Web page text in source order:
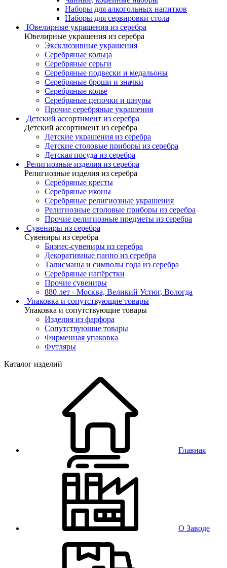
Наборы для алкогольных напитков
Наборы для сервировки стола
Ювелирные украшения из серебра
Ювелирные украшения из серебра
Эксклюзивные украшения
Серебряные кольца
Серебряные серьги
Серебряные подвески и медальоны
Серебряные броши и значки
Серебряные колье
Серебряные цепочки и шнуры
Прочие серебряные украшения
Детский ассортимент из серебра
Детский ассортимент из серебра
Детские украшения из серебра
Детские столовые приборы из серебра
Детская посуда из серебра
Религиозные изделия из серебра
Религиозные изделия из серебра
Серебряные кресты
Серебряные иконы
Серебряные религиозные украшения
Религиозные столовые приборы из серебра
Прочие религиозные предметы из серебра
Сувениры из серебра
Сувениры из серебра
Бизнес-сувениры из серебра
Декоративные панно из серебра
Талисманы и символы года из серебра
Серебряные напёрстки
Прочие сувениры
880 лет - Москва, Великий Устюг, Вологда
Упаковка и сопутствующие товары
Упаковка и сопутствующие товары
Изделия из фарфора
Сопутствующие товары
Фирменная упаковка
Футляры
Каталог изделий
Главная
О Заводе